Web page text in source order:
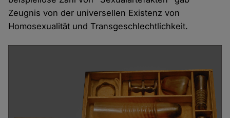
Zeugnis von der universellen Existenz von
Homosexualität und Transgeschlechtlichkeit.